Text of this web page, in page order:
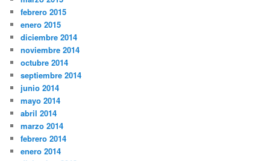
febrero 2015
enero 2015
diciembre 2014
noviembre 2014
octubre 2014
septiembre 2014
junio 2014
mayo 2014
abril 2014
marzo 2014
febrero 2014
enero 2014